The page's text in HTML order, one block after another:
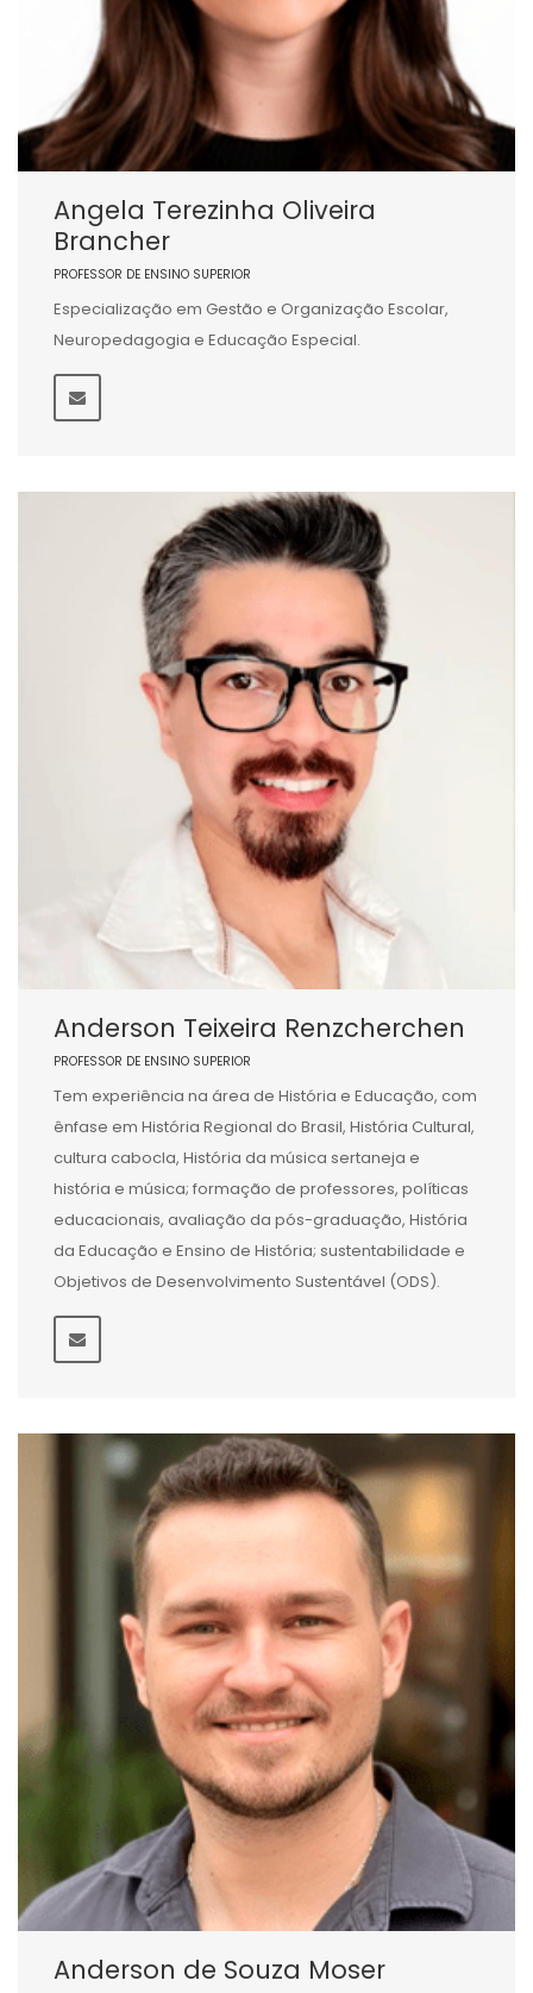
Angela Terezinha Oliveira
Brancher
PROFESSOR DE ENSINO SUPERIOR
Especialização em Gestão e Organização Escolar,
Neuropedagogia e Educação Especial.
Anderson Teixeira Renzcherchen
PROFESSOR DE ENSINO SUPERIOR
Tem experiência na área de História e Educação, com
ênfase em História Regional do Brasil, História Cultural,
cultura cabocla, História da música sertaneja e
história e música; formação de professores, políticas
educacionais, avaliação da pós-graduação, História
da Educação e Ensino de História; sustentabilidade e
Objetivos de Desenvolvimento Sustentável (ODS).
Anderson de Souza Moser